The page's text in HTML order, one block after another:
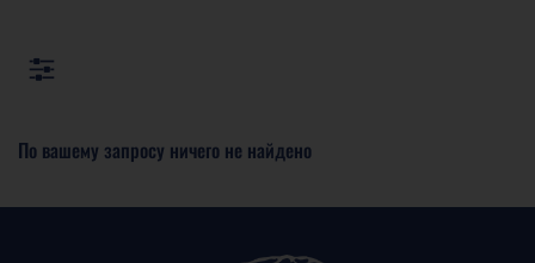
По вашему запросу ничего не найдено